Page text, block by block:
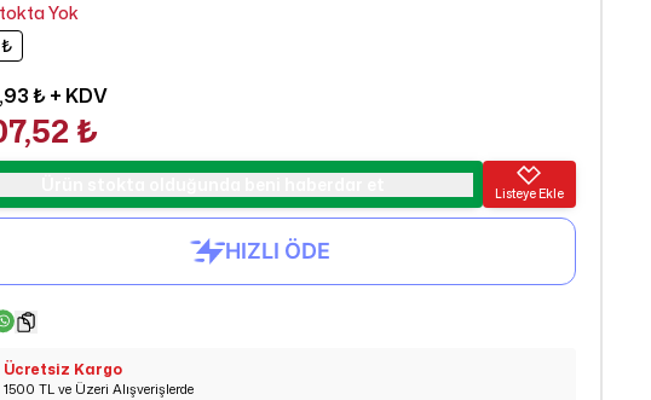
Yok
₺
₺+ KDV
₺
Listeye Ekle
Ücretsiz Kargo
1500 TL ve Üzeri Alışverişlerde